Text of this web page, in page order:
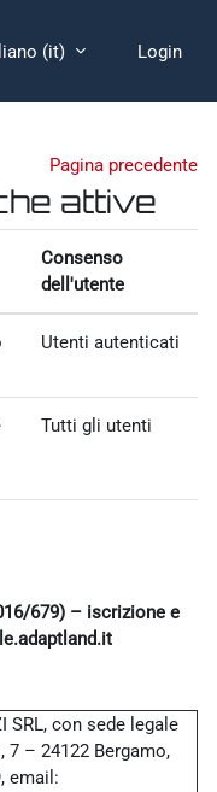
‎(it)‎ Login
Pagina precedente
attive
Consenso
dell'utente
Utenti autenticati
Tutti gli utenti
679) – iscrizione e
SRL, con sede legale
7 – 24122 Bergamo,
email: